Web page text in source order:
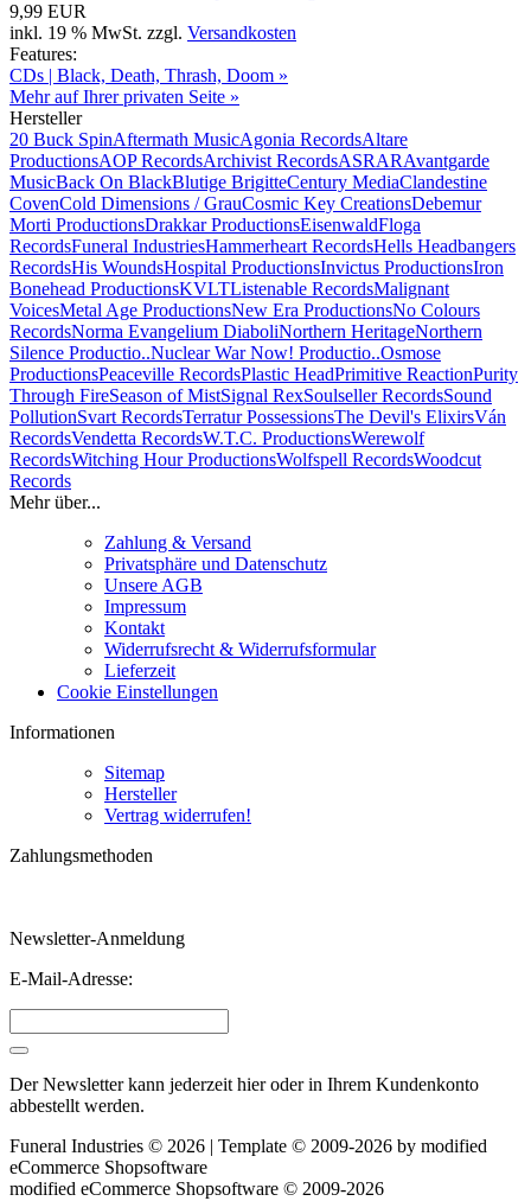
9,99 EUR
inkl. 19 % MwSt. zzgl. Versandkosten
Features:
CDs | Black, Death, Thrash, Doom »
Mehr auf Ihrer privaten Seite »
Hersteller
20 Buck SpinAftermath MusicAgonia RecordsAltare
ProductionsAOP RecordsArchivist RecordsASRARAvantgarde
MusicBack On BlackBlutige BrigitteCentury MediaClandestine
CovenCold Dimensions / GrauCosmic Key CreationsDebemur
Morti ProductionsDrakkar ProductionsEisenwaldFloga
RecordsFuneral IndustriesHammerheart RecordsHells Headbangers
RecordsHis WoundsHospital ProductionsInvictus ProductionsIron
Bonehead ProductionsKVLTListenable RecordsMalignant
VoicesMetal Age ProductionsNew Era ProductionsNo Colours
RecordsNorma Evangelium DiaboliNorthern HeritageNorthern
Silence Productio..Nuclear War Now! Productio..Osmose
ProductionsPeaceville RecordsPlastic HeadPrimitive ReactionPurity
Through FireSeason of MistSignal RexSoulseller RecordsSound
PollutionSvart RecordsTerratur PossessionsThe Devil's ElixirsVán
RecordsVendetta RecordsW.T.C. ProductionsWerewolf
RecordsWitching Hour ProductionsWolfspell RecordsWoodcut
Records
Mehr über...
Zahlung & Versand
Privatsphäre und Datenschutz
Unsere AGB
Impressum
Kontakt
Widerrufsrecht & Widerrufsformular
Lieferzeit
Cookie Einstellungen
Informationen
Sitemap
Hersteller
Vertrag widerrufen!
Zahlungsmethoden
Newsletter-Anmeldung
E-Mail-Adresse:
Der Newsletter kann jederzeit hier oder in Ihrem Kundenkonto
abbestellt werden.
Funeral Industries © 2026 | Template © 2009-2026 by modified
eCommerce Shopsoftware
modified eCommerce Shopsoftware © 2009-2026